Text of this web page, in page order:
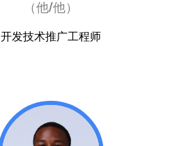
（他/他）
开发技术推广工程师